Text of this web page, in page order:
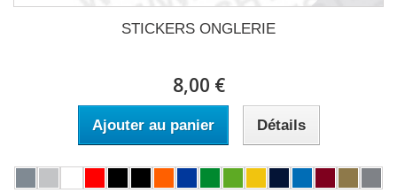
STICKERS ONGLERIE
8,00 €
Ajouter au panier Détails